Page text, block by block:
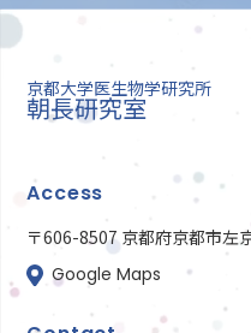
朝長研究室
京都大学医生物学研究所
Access
〒606-8507 京都府京都市左
Google Maps